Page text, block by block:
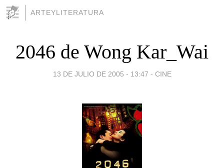
ARTEYLITERATURA
2046 de Wong Kar_Wai
13 DE JULIO DE 2005 - 13:47 - CINE